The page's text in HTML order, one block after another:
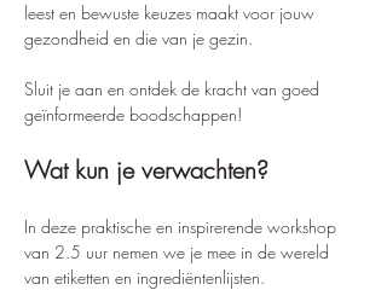
leest en bewuste keuzes maakt voor jouw
gezondheid en die van je gezin.
Sluit je aan en ontdek de kracht van goed
geïnformeerde boodschappen!
Wat kun je verwachten?
In deze praktische en inspirerende workshop
van 2.5 uur nemen we je mee in de wereld
van etiketten en ingrediëntenlijsten.